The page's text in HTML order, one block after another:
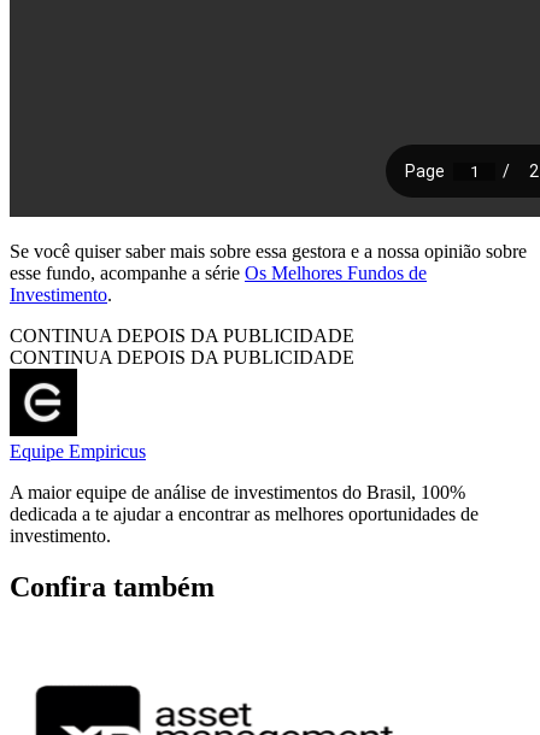
Se você quiser saber mais sobre essa gestora e a nossa opinião sobre
esse fundo, acompanhe a série Os Melhores Fundos de
Investimento.
CONTINUA DEPOIS DA PUBLICIDADE
CONTINUA DEPOIS DA PUBLICIDADE
Equipe Empiricus
A maior equipe de análise de investimentos do Brasil, 100%
dedicada a te ajudar a encontrar as melhores oportunidades de
investimento.
Confira também